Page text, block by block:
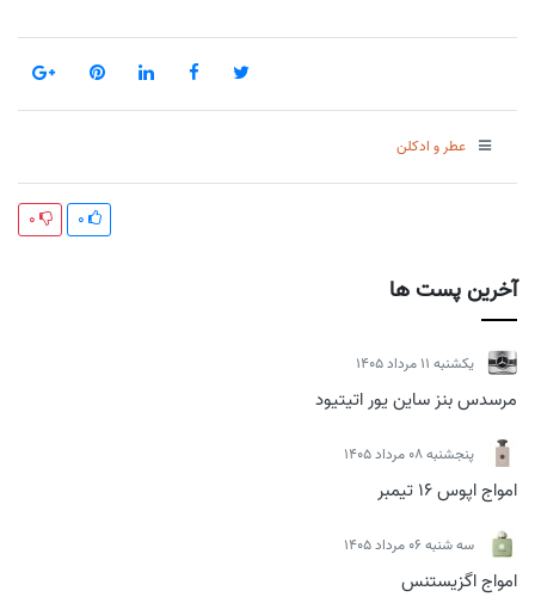
آخرین پست ها
يكشنبه 11 مرداد 1405
مرسدس بنز ساین یور اتیتیود
پنجشنبه 08 مرداد 1405
امواج اپوس 16 تیمبر
سه شنبه 06 مرداد 1405
امواج اگزیستنس
عطر و ادکلن